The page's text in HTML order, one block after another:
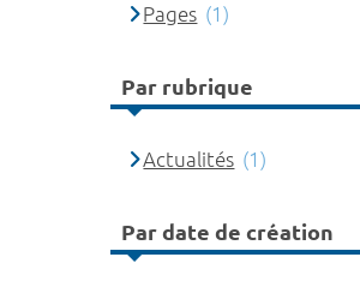
Pages (1)
Par rubrique
Actualités (1)
Par date de création